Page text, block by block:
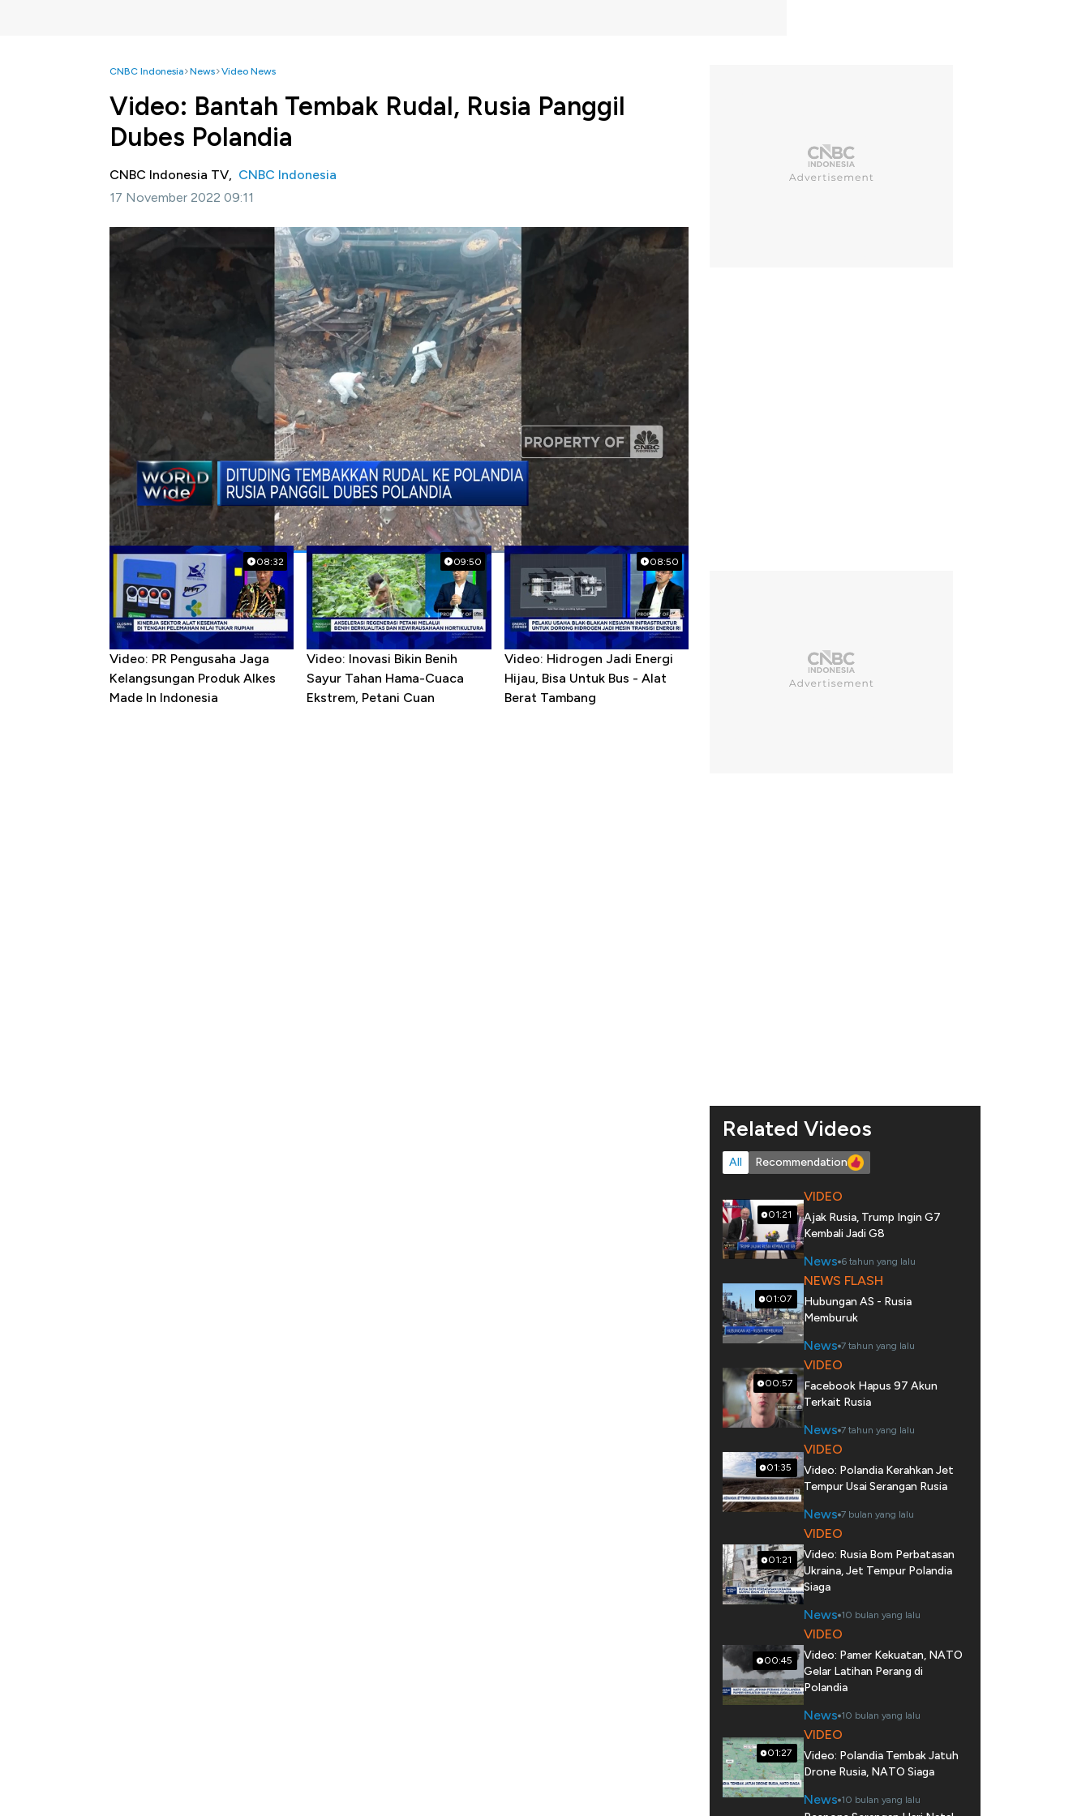
CNBC Indonesia News Video News
Video: Bantah Tembak Rudal, Rusia Panggil
Dubes Polandia
CNBC Indonesia TV, CNBC Indonesia
17 November 2022 09:11
Jakarta, CNBC Indonesia-
Rusia memanggil Duta Besar Polandia ke Kementerian Luar Negeri di
Moskow pada Rabu 16 November terkait adanya rudal yang jatuh di wilayah Polandia.
Informasi selengkapnya dalam program Squawk Box CNBC Indonesia (Kamis,17/11/2022) berikut ini.
Bagikan:
#polandia
Popular Videos
08:32
Video: PR Pengusaha Jaga
Kelangsungan Produk Alkes
Made In Indonesia
09:50
Video: Inovasi Bikin Benih
Sayur Tahan Hama-Cuaca
Ekstrem, Petani Cuan
08:50
Video: Hidrogen Jadi Energi
Hijau, Bisa Untuk Bus - Alat
Berat Tambang
Related Videos
All Recommendation
01:21
VIDEO
Ajak Rusia, Trump Ingin G7
Kembali Jadi G8
News 6 tahun yang lalu
01:07
NEWS FLASH
Hubungan AS - Rusia
Memburuk
News 7 tahun yang lalu
00:57
VIDEO
Facebook Hapus 97 Akun
Terkait Rusia
News 7 tahun yang lalu
01:35
VIDEO
Video: Polandia Kerahkan Jet
Tempur Usai Serangan Rusia
News 7 bulan yang lalu
01:21
VIDEO
Video: Rusia Bom Perbatasan
Ukraina, Jet Tempur Polandia
Siaga
News 10 bulan yang lalu
00:45
VIDEO
Video: Pamer Kekuatan, NATO
Gelar Latihan Perang di
Polandia
News 10 bulan yang lalu
01:27
VIDEO
Video: Polandia Tembak Jatuh
Drone Rusia, NATO Siaga
News 10 bulan yang lalu